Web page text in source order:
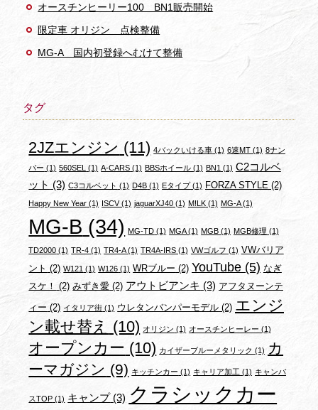
オースチンヒーリー100 BN1販売開始
限定車 オリジン 点検整備
MG-A 国内初登録へむけて整備
タグ
2JZエンジン (11) 4バックいける車 (1) 6速MT (1) 8ナン
バー (1) 560SEL (1) A-CARS (1) BBSホイール(1) BN1 (1) C2コルベ
ット (3) C3コルベット (1) D4B (1) Eタイプ(1) FORZA STYLE (2)
Happy New Year (1) ISCV(1) jaguarXJ40(1) M!LK(1) MG-A(1)
MG-B (34) MG-TD (1) MGA(1) MGB (1) MGB修理 (1)
TD2000 (1) TR-4 (1) TR4-A(1) TR4A-IRS(1) VWゴルフ (1) VWバリア
ント (2) W121 (1) W126 (1) WRブルー (2) YouTube(5) なぎ
スケ！ (2) みずき愛 (2) アウトビアンキ (3) アフタヌーンテ
ィー (2) イタリア街 (1) ウレタンバンパーモデル (2) エンジ
ン載せ替え (10) オリジン (1) オースチンヒーレー (1)
オープンカー (10) カイザーブルーメタリック (1) カ
ーマガジン (9) キッチンカー (1) キャリア加工 (1) キャンバ
スTOP (1) キャンプ(3) クラシックカー